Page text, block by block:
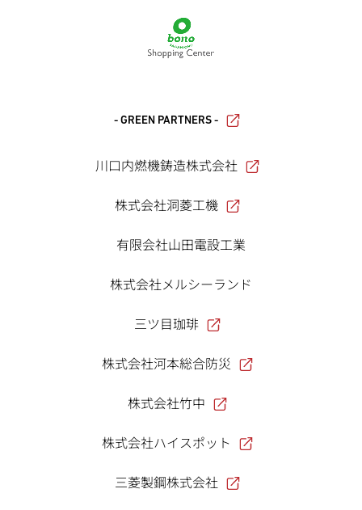
- GREEN PARTNERS -
川口内燃機鋳造株式会社
株式会社洞菱工機
有限会社山田電設工業
株式会社メルシーランド
三ツ目珈琲
株式会社河本総合防災
株式会社竹中
株式会社ハイスポット
三菱製鋼株式会社